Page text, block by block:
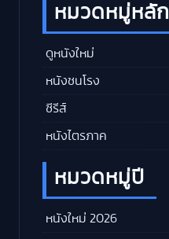
หมวดหมู่หลัก
ดูหนังใหม่
หนังชนโรง
ซีรีส์
หนังไตรภาค
หมวดหมู่ปี
หนังใหม่ 2026